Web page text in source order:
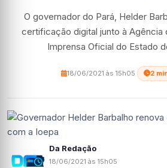
O governador do Pará, Helder
certificação digital junto à Agência
Imprensa Oficial do Estado
18/06/2021 às 15h05 2
Da Redação
18/06/2021 às 15h05